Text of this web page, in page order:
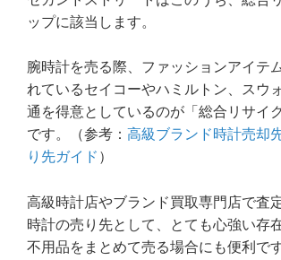
ップに該当します。
腕時計を売る際、ファッションアイテ
れているセイコーやハミルトン、スウ
通を得意としているのが「総合リサイ
です。（参考： 高級ブランド時計売却
り先ガイド ）
高級時計店やブランド買取専門店で査
時計の売り先として、とても心強い存
不用品をまとめて売る場合にも便利です